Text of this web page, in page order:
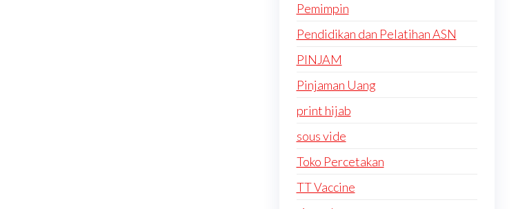
Pemimpin
Pendidikan dan Pelatihan ASN
PINJAM
Pinjaman Uang
print hijab
sous vide
Toko Percetakan
TT Vaccine